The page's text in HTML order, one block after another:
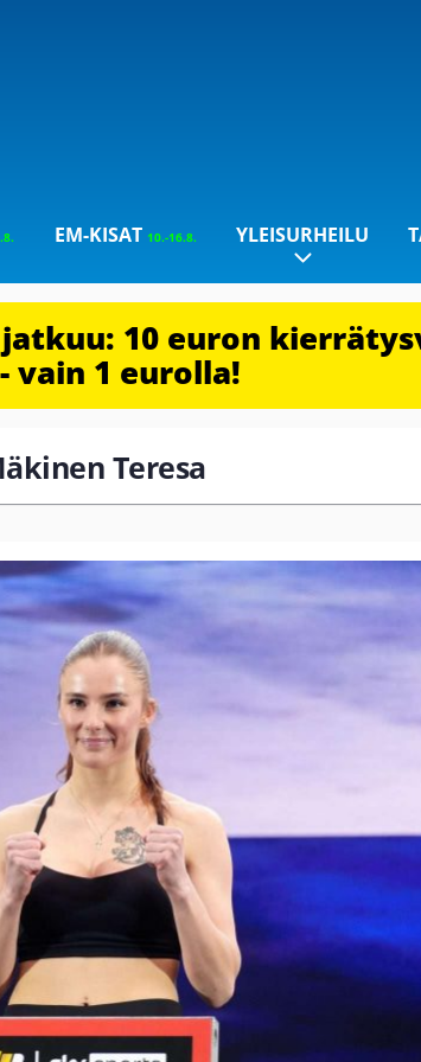
EM-KISAT 10.-16.8. YLEISURHEILU
10 euron
vain 1 eurolla!
Teresa